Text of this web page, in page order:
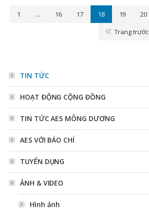
1 … 16 17 18 19 20
Trang trước
TIN TỨC
HOẠT ĐỘNG CỘNG ĐỒNG
TIN TỨC AES MÔNG DƯƠNG
AES VỚI BÁO CHÍ
TUYỂN DỤNG
ẢNH & VIDEO
Hình ảnh